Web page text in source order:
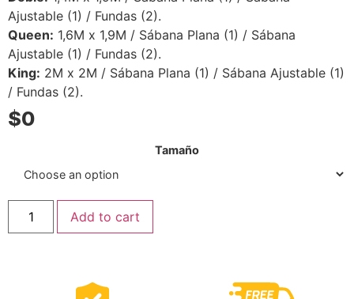
Ajustable (1) / Fundas (2).
Queen: 1,6M x 1,9M / Sábana Plana (1) / Sábana
Ajustable (1) / Fundas (2).
King: 2M x 2M / Sábana Plana (1) / Sábana Ajustable (1)
/ Fundas (2).
$0
Tamaño
Add to cart